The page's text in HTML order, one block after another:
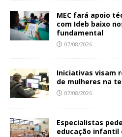
MEC fará apoio
com Ideb baixo
fundamental
07/08/2026
Iniciativas visam
de mulheres na
07/08/2026
Especialistas
educação infantil